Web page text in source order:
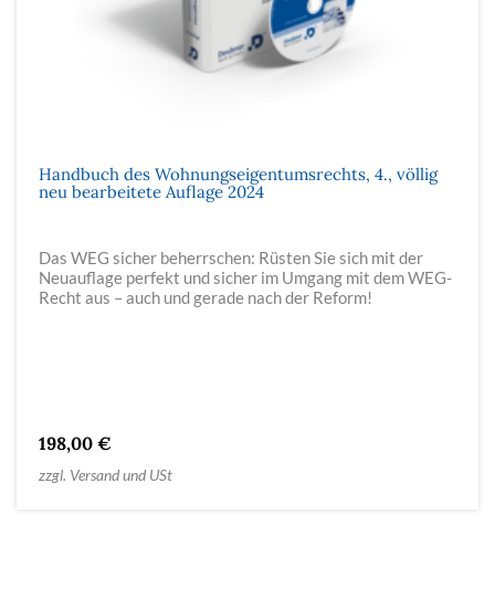
Handbuch des Wohnungseigentumsrechts, 4., völlig
neu bearbeitete Auflage 2024
Das WEG sicher beherrschen: Rüsten Sie sich mit der
Neuauflage perfekt und sicher im Umgang mit dem WEG-
Recht aus – auch und gerade nach der Reform!
198,00 €
zzgl. Versand und USt